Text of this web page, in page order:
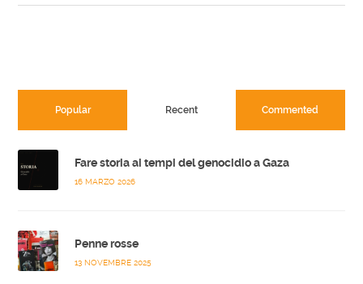
Popular Recent Commented
Fare storia ai tempi del genocidio a Gaza
16 MARZO 2026
Penne rosse
13 NOVEMBRE 2025